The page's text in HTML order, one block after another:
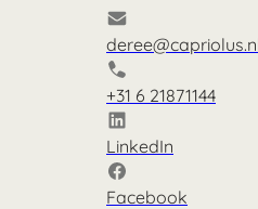
+31 6 21871144
LinkedIn
Facebook